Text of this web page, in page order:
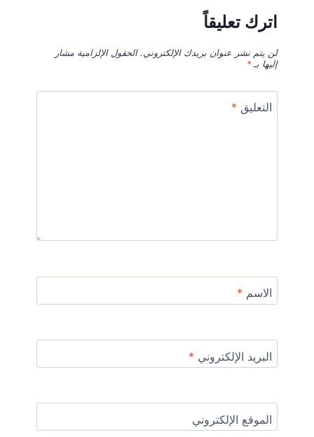
اترك تعليقاً
لن يتم نشر عنوان بريدك الإلكتروني. الحقول الإلزامية مشار
إليها بـ*
التعليق *
الاسم *
البريد الإلكتروني *
الموقع الإلكتروني